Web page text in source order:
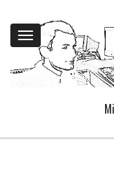
Toggle
navigation